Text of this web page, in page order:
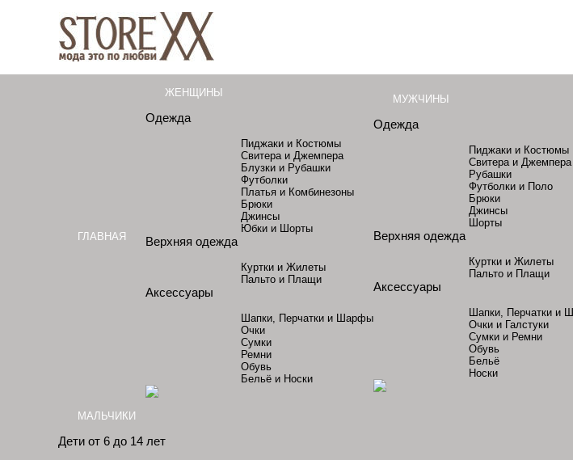
ГЛАВНАЯ
ЖЕНЩИНЫ
Одежда
Пиджаки и Костюмы
Свитера и Джемпера
Блузки и Рубашки
Футболки
Платья и Комбинезоны
Брюки
Джинсы
Юбки и Шорты
Верхняя одежда
Куртки и Жилеты
Пальто и Плащи
Аксессуары
Шапки, Перчатки и Шарфы
Очки
Сумки
Ремни
Обувь
Бельё и Носки
МУЖЧИНЫ
Одежда
Пиджаки и Костюмы
Свитера и Джемпера
Рубашки
Футболки и Поло
Брюки
Джинсы
Шорты
Верхняя одежда
Куртки и Жилеты
Пальто и Плащи
Аксессуары
Шапки, Перчатки и
Очки и Галстуки
Сумки и Ремни
Обувь
Бельё
Носки
МАЛЬЧИКИ
Дети от 6 до 14 лет